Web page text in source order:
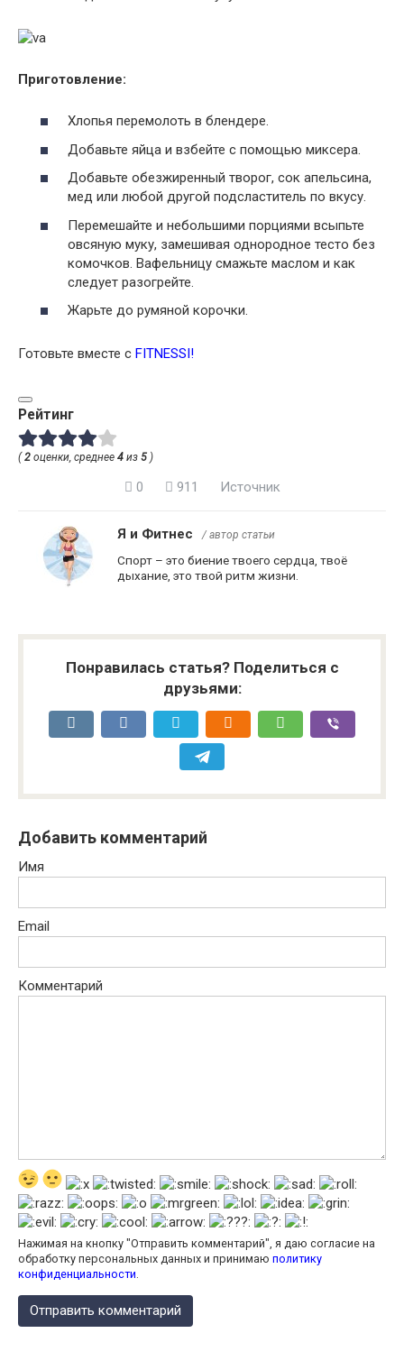
Приготовление:
Хлопья перемолоть в блендере.
Добавьте яйца и взбейте с помощью миксера.
Добавьте обезжиренный творог, сок апельсина,
мед или любой другой подсластитель по вкусу.
Перемешайте и небольшими порциями всыпьте
овсяную муку, замешивая однородное тесто без
комочков. Вафельницу смажьте маслом и как
следует разогрейте.
Жарьте до румяной корочки.
Готовьте вместе с FITNESSI!
Рейтинг
(2 оценки, среднее 4 из 5 )
0 911 Источник
Я и Фитнес / автор статьи
Спорт – это биение твоего сердца, твоё
дыхание, это твой ритм жизни.
Понравилась статья? Поделиться с
друзьями:
Добавить комментарий
Имя
Email
Комментарий
Нажимая на кнопку "Отправить комментарий", я даю согласие на
обработку персональных данных и принимаю политику
конфиденциальности.